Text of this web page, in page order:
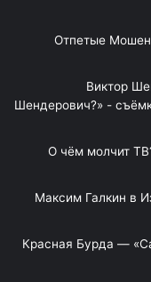
Отпетые
Виктор
Шендерович?» -
«О чём молчит
Максим Галкин в
Красная Бурда —